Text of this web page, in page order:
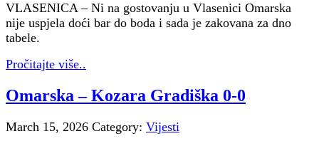
VLASENICA – Ni na gostovanju u Vlasenici Omarska
nije uspjela doći bar do boda i sada je zakovana za dno
tabele.
Pročitajte više..
Omarska – Kozara Gradiška 0-0
March 15, 2026 Category: Vijesti